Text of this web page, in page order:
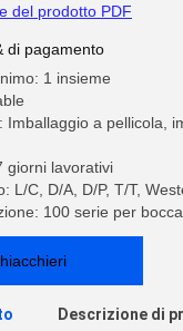
del prodotto PDF
di pagamento
1 insieme
Imballaggio a pellicola,
giorni lavorativi
L/C, D/A, D/P, T/T,
100 serie per bocca
Descrizione di